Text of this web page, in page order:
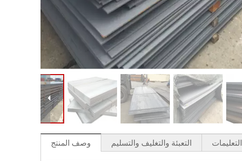
وصف المنتج التعبئة والتغليف والتسليم التعليمات